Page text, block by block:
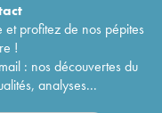
profitez de nos pépites
!
: nos découvertes du
analyses...